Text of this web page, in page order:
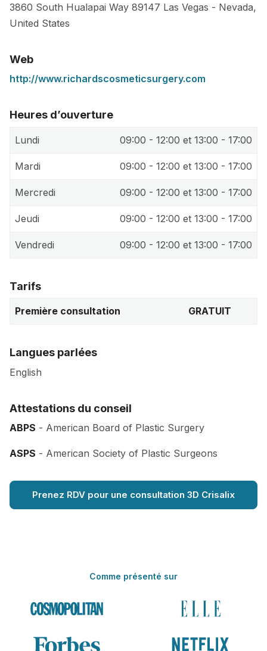
3860 South Hualapai Way 89147 Las Vegas - Nevada,
United States
Web
http://www.richardscosmeticsurgery.com
Heures d’ouverture
Lundi 09:00 - 12:00 et 13:00 - 17:00
Mardi 09:00 - 12:00 et 13:00 - 17:00
Mercredi 09:00 - 12:00 et 13:00 - 17:00
Jeudi 09:00 - 12:00 et 13:00 - 17:00
Vendredi 09:00 - 12:00 et 13:00 - 17:00
Tarifs
Première consultation GRATUIT
Langues parlées
English
Attestations du conseil
ABPS - American Board of Plastic Surgery
ASPS - American Society of Plastic Surgeons
Prenez RDV pour une consultation 3D Crisalix
Comme présenté sur